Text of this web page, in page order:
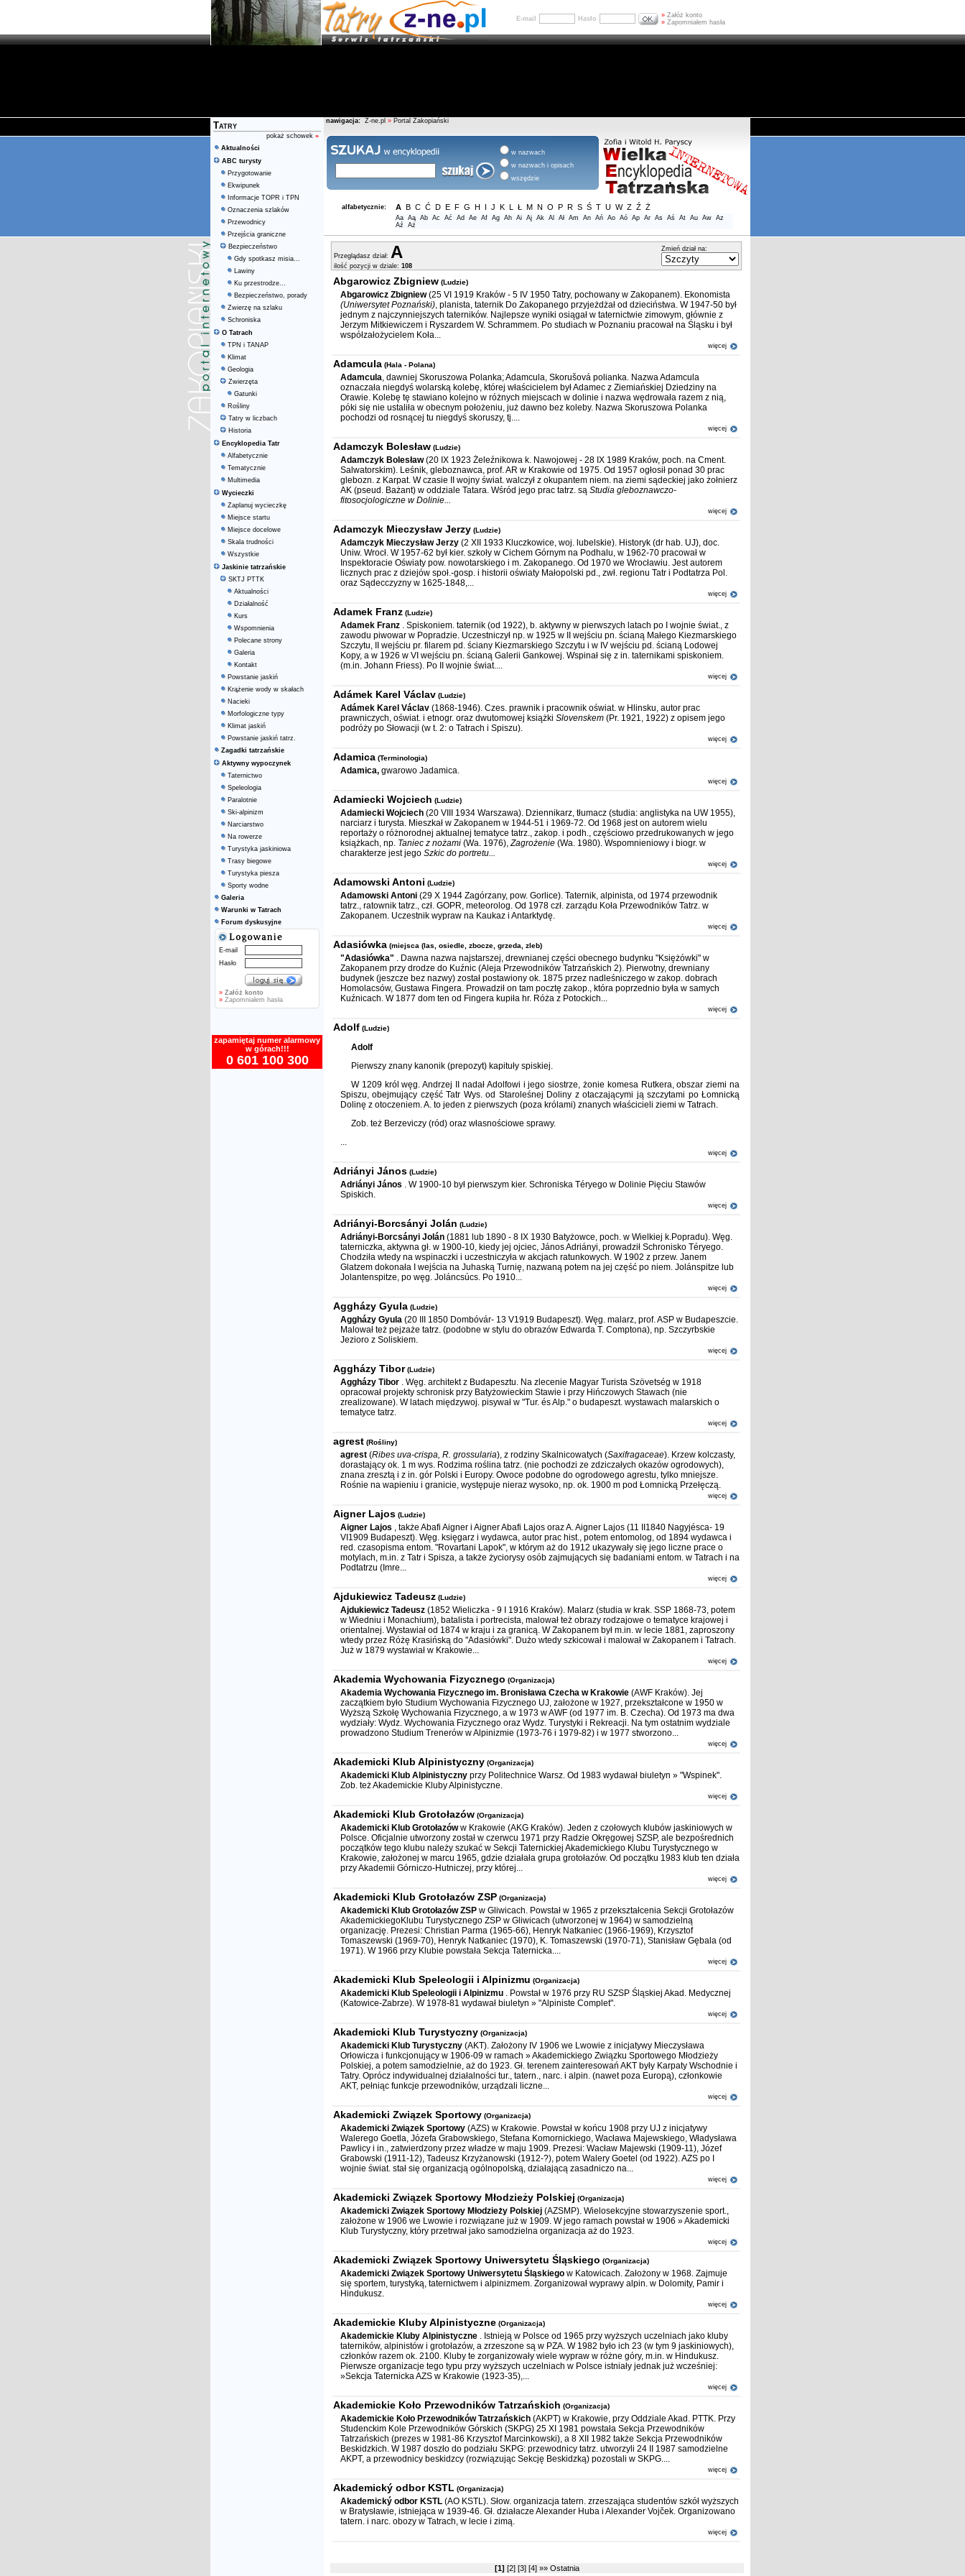
E-mail Hasło » Załóż konto
» Zapomniałem hasła
Tatry
pokaż schowek »
Aktualności
ABC turysty
Przygotowanie
Ekwipunek
Informacje TOPR i TPN
Oznaczenia szlaków
Przewodnicy
Przejścia graniczne
Bezpieczeństwo
Gdy spotkasz misia...
Lawiny
Ku przestrodze...
Bezpieczeństwo, porady
Zwierzę na szlaku
Schroniska
O Tatrach
TPN i TANAP
Klimat
Geologia
Zwierzęta
Gatunki
Rośliny
Tatry w liczbach
Historia
Encyklopedia Tatr
Alfabetycznie
Tematycznie
Multimedia
Wycieczki
Zaplanuj wycieczkę
Miejsce startu
Miejsce docelowe
Skala trudności
Wszystkie
Jaskinie tatrzańskie
SKTJ PTTK
Aktualności
Działalność
Kurs
Wspomnienia
Polecane strony
Galeria
Kontakt
Powstanie jaskiń
Krążenie wody w skałach
Nacieki
Morfologiczne typy
Klimat jaskiń
Powstanie jaskiń tatrz.
Zagadki tatrzańskie
Aktywny wypoczynek
Taternictwo
Speleologia
Paralotnie
Ski-alpinizm
Narciarstwo
Na rowerze
Turystyka jaskiniowa
Trasy biegowe
Turystyka piesza
Sporty wodne
Galeria
Warunki w Tatrach
Forum dyskusyjne
E-mail
Hasło
» Załóż konto
» Zapomniałem hasła
zapamiętaj numer alarmowy
w górach!!!
0 601 100 300
nawigacja: Z-ne.pl » Portal Zakopiański
w nazwach
w nazwach i opisach
wszędzie
alfabetycznie: A B C Ć D E F G H I J K L Ł M N O P R S Ś T U W Z Ź Ż
Aa Aą Ab Ac Ać Ad Ae Af Ag Ah Ai Aj Ak Al Ał Am An Ań Ao Aó Ap Ar As Aś At Au Aw Az
Aź
Aż
Przeglądasz dział: A
ilość pozycji w dziale: 108
Zmień dział na:
Abgarowicz Zbigniew (Ludzie)
Abgarowicz Zbigniew(25 VI 1919 Kraków - 5 IV 1950 Tatry, pochowany w Zakopanem). Ekonomista
(Uniwersytet Poznański), planista, taternik Do Zakopanego przyjeżdżał od dzieciństwa. W 1947-50 był
jednym z najczynniejszych taterników. Najlepsze wyniki osiągał w taternictwie zimowym, głównie z
Jerzym Mitkiewiczem i Ryszardem W. Schrammem. Po studiach w Poznaniu pracował na Śląsku i był
współzałożycielem Koła...
więcej
Adamcula (Hala - Polana)
Adamcula, dawniej Skoruszowa Polanka; Adamcula, Skorušová polianka. Nazwa Adamcula
oznaczała niegdyś wolarską kolebę, której właścicielem był Adamec z Ziemiańskiej Dziedziny na
Orawie. Kolebę tę stawiano kolejno w różnych miejscach w dolinie i nazwa wędrowała razem z nią,
póki się nie ustaliła w obecnym położeniu, już dawno bez koleby. Nazwa Skoruszowa Polanka
pochodzi od rosnącej tu niegdyś skoruszy, tj....
więcej
Adamczyk Bolesław (Ludzie)
Adamczyk Bolesław(20 IX 1923 Żeleźnikowa k. Nawojowej - 28 IX 1989 Kraków, poch. na Cment.
Salwatorskim). Leśnik, gleboznawca, prof. AR w Krakowie od 1975. Od 1957 ogłosił ponad 30 prac
glebozn. z Karpat. W czasie II wojny świat. walczył z okupantem niem. na ziemi sądeckiej jako żołnierz
AK (pseud. Bażant) w oddziale Tatara. Wśród jego prac tatrz. są Studia gleboznawczo-
fitosocjologiczne w Dolinie...
więcej
Adamczyk Mieczysław Jerzy (Ludzie)
Adamczyk Mieczysław Jerzy (2 XII 1933 Kluczkowice, woj. lubelskie). Historyk (dr hab. UJ), doc.
Uniw. Wrocł. W 1957-62 był kier. szkoły w Cichem Górnym na Podhalu, w 1962-70 pracował w
Inspektoracie Oświaty pow. nowotarskiego i m. Zakopanego. Od 1970 we Wrocławiu. Jest autorem
licznych prac z dziejów społ.-gosp. i historii oświaty Małopolski pd., zwł. regionu Tatr i Podtatrza Pol.
oraz Sądecczyzny w 1625-1848,...
więcej
Adamek Franz (Ludzie)
Adamek Franz . Spiskoniem. taternik (od 1922), b. aktywny w pierwszych latach po I wojnie świat., z
zawodu piwowar w Popradzie. Uczestniczył np. w 1925 w II wejściu pn. ścianą Małego Kiezmarskiego
Szczytu, II wejściu pr. filarem pd. ściany Kiezmarskiego Szczytu i w IV wejściu pd. ścianą Lodowej
Kopy, a w 1926 w VI wejściu pn. ścianą Galerii Gankowej. Wspinał się z in. taternikami spiskoniem.
(m.in. Johann Friess). Po II wojnie świat....
więcej
Adámek Karel Václav (Ludzie)
Adámek Karel Václav (1868-1946). Czes. prawnik i pracownik oświat. w Hlinsku, autor prac
prawniczych, oświat. i etnogr. oraz dwutomowej książki Slovenskem (Pr. 1921, 1922) z opisem jego
podróży po Słowacji (w t. 2: o Tatrach i Spiszu).
więcej
Adamica (Terminologia)
Adamica, gwarowo Jadamica.
więcej
Adamiecki Wojciech (Ludzie)
Adamiecki Wojciech (20 VIII 1934 Warszawa). Dziennikarz, tłumacz (studia: anglistyka na UW 1955),
narciarz i turysta. Mieszkał w Zakopanem w 1944-51 i 1969-72. Od 1968 jest on autorem wielu
reportaży o różnorodnej aktualnej tematyce tatrz., zakop. i podh., częściowo przedrukowanych w jego
książkach, np. Taniec z nożami (Wa. 1976),Zagrożenie (Wa. 1980). Wspomnieniowy i biogr. w
charakterze jest jego Szkic do portretu...
więcej
Adamowski Antoni (Ludzie)
Adamowski Antoni (29 X 1944 Zagórzany, pow. Gorlice). Taternik, alpinista, od 1974 przewodnik
tatrz., ratownik tatrz., czł. GOPR, meteorolog. Od 1978 czł. zarządu Koła Przewodników Tatrz. w
Zakopanem. Uczestnik wypraw na Kaukaz i Antarktydę.
więcej
Adasiówka (miejsca (las, osiedle, zbocze, grzeda, zleb)
"Adasiówka" . Dawna nazwa najstarszej, drewnianej części obecnego budynku "Księżówki" w
Zakopanem przy drodze do Kuźnic (Aleja Przewodników Tatrzańskich 2). Pierwotny, drewniany
budynek (jeszcze bez nazwy) został postawiony ok. 1875 przez nadleśniczego w zakop. dobrach
Homolacsów, Gustawa Fingera. Prowadził on tam pocztę zakop., która poprzednio była w samych
Kuźnicach. W 1877 dom ten od Fingera kupiła hr. Róża z Potockich...
więcej
Adolf (Ludzie)
Adolf
Pierwszy znany kanonik (prepozyt) kapituły spiskiej.
W 1209 król węg. Andrzej II nadał Adolfowi i jego siostrze, żonie komesa Rutkera, obszar ziemi na
Spiszu, obejmujący część Tatr Wys. od Staroleśnej Doliny z otaczającymi ją szczytami po Łomnicką
Dolinę z otoczeniem. A. to jeden z pierwszych (poza królami) znanych właścicieli ziemi w Tatrach.
Zob. też Berzeviczy (ród) oraz własnościowe sprawy.
...
więcej
Adriányi János (Ludzie)
Adriányi János . W 1900-10 był pierwszym kier. Schroniska Téryego w Dolinie Pięciu Stawów
Spiskich.
więcej
Adriányi-Borcsányi Jolán (Ludzie)
Adriányi-Borcsányi Jolán (1881 lub 1890 - 8 IX 1930 Batyżowce, poch. w Wielkiej k.Popradu). Węg.
taterniczka, aktywna gł. w 1900-10, kiedy jej ojciec, János Adriányi, prowadził Schronisko Téryego.
Chodziła wtedy na wspinaczki i uczestniczyła w akcjach ratunkowych. W 1902 z przew. Janem
Glatzem dokonała I wejścia na Juhaską Turnię, nazwaną potem na jej część po niem. Jolánspitze lub
Jolantenspitze, po węg. Joláncsúcs. Po 1910...
więcej
Aggházy Gyula (Ludzie)
Aggházy Gyula (20 III 1850 Dombóvár- 13 V1919 Budapeszt). Węg. malarz, prof. ASP w Budapeszcie.
Malował też pejzaże tatrz. (podobne w stylu do obrazów Edwarda T. Comptona), np. Szczyrbskie
Jezioro z Soliskiem.
więcej
Aggházy Tibor (Ludzie)
Aggházy Tibor . Węg. architekt z Budapesztu. Na zlecenie Magyar Turista Szövetség w 1918
opracował projekty schronisk przy Batyżowieckim Stawie i przy Hińczowych Stawach (nie
zrealizowane). W latach międzywoj. pisywał w "Tur. és Alp." o budapeszt. wystawach malarskich o
tematyce tatrz.
więcej
agrest (Rośliny)
agrest (Ribes uva-crispa, R. grossularia), z rodziny Skalnicowatych (Saxifragaceae). Krzew kolczasty,
dorastający ok. 1 m wys. Rodzima roślina tatrz. (nie pochodzi ze zdziczałych okazów ogrodowych),
znana zresztą i z in. gór Polski i Europy. Owoce podobne do ogrodowego agrestu, tylko mniejsze.
Rośnie na wapieniu i granicie, występuje nieraz wysoko, np. ok. 1900 m pod Łomnicką Przełęczą.
więcej
Aigner Lajos (Ludzie)
Aigner Lajos , także Abafi Aigner i Aigner Abafi Lajos oraz A. Aigner Lajos (11 II1840 Nagyjésca- 19
VI1909 Budapeszt). Węg. księgarz i wydawca, autor prac hist., potem entomolog, od 1894 wydawca i
red. czasopisma entom. "Rovartani Lapok", w którym aż do 1912 ukazywały się jego liczne prace o
motylach, m.in. z Tatr i Spisza, a także życiorysy osób zajmujących się badaniami entom. w Tatrach i na
Podtatrzu (Imre...
więcej
Ajdukiewicz Tadeusz (Ludzie)
Ajdukiewicz Tadeusz (1852 Wieliczka - 9 I 1916 Kraków). Malarz (studia w krak. SSP 1868-73, potem
w Wiedniu i Monachium), batalista i portrecista, malował też obrazy rodzajowe o tematyce krajowej i
orientalnej. Wystawiał od 1874 w kraju i za granicą. W Zakopanem był m.in. w lecie 1881, zaproszony
wtedy przez Różę Krasińską do "Adasiówki". Dużo wtedy szkicował i malował w Zakopanem i Tatrach.
Już w 1879 wystawiał w Krakowie...
więcej
Akademia Wychowania Fizycznego (Organizacja)
Akademia Wychowania Fizycznego im. Bronisława Czecha w Krakowie (AWF Kraków). Jej
zaczątkiem było Studium Wychowania Fizycznego UJ, założone w 1927, przekształcone w 1950 w
Wyższą Szkołę Wychowania Fizycznego, a w 1973 w AWF (od 1977 im. B. Czecha). Od 1973 ma dwa
wydziały: Wydz. Wychowania Fizycznego oraz Wydz. Turystyki i Rekreacji. Na tym ostatnim wydziale
prowadzono Studium Trenerów w Alpinizmie (1973-76 i 1979-82) i w 1977 stworzono...
więcej
Akademicki Klub Alpinistyczny (Organizacja)
Akademicki Klub Alpinistyczny przy Politechnice Warsz. Od 1983 wydawał biuletyn » "Wspinek".
Zob. też Akademickie Kluby Alpinistyczne.
więcej
Akademicki Klub Grotołazów (Organizacja)
Akademicki Klub Grotołazóww Krakowie (AKG Kraków). Jeden z czołowych klubów jaskiniowych w
Polsce. Oficjalnie utworzony został w czerwcu 1971 przy Radzie Okręgowej SZSP, ale bezpośrednich
początków tego klubu należy szukać w Sekcji Taternickiej Akademickiego Klubu Turystycznego w
Krakowie, założonej w marcu 1965, gdzie działała grupa grotołazów. Od początku 1983 klub ten działa
przy Akademii Górniczo-Hutniczej, przy której...
więcej
Akademicki Klub Grotołazów ZSP (Organizacja)
Akademicki Klub Grotołazów ZSP w Gliwicach. Powstał w 1965 z przekształcenia Sekcji Grotołazów
AkademickiegoKlubu Turystycznego ZSP w Gliwicach (utworzonej w 1964) w samodzielną
organizację. Prezesi: Christian Parma (1965-66), Henryk Natkaniec (1966-1969), Krzysztof
Tomaszewski (1969-70), Henryk Natkaniec (1970), K. Tomaszewski (1970-71), Stanisław Gębala (od
1971). W 1966 przy Klubie powstała Sekcja Taternicka....
więcej
Akademicki Klub Speleologii i Alpinizmu (Organizacja)
Akademicki Klub Speleologii i Alpinizmu . Powstał w 1976 przy RU SZSP Śląskiej Akad. Medycznej
(Katowice-Zabrze). W 1978-81 wydawał biuletyn » "Alpiniste Complet".
więcej
Akademicki Klub Turystyczny (Organizacja)
Akademicki Klub Turystyczny (AKT). Założony IV 1906 we Lwowie z inicjatywy Mieczysława
Orłowicza i funkcjonujący w 1906-09 w ramach » Akademickiego Związku Sportowego Młodzieży
Polskiej, a potem samodzielnie, aż do 1923. Gł. terenem zainteresowań AKT były Karpaty Wschodnie i
Tatry. Oprócz indywidualnej działalności tur., tatern., narc. i alpin. (nawet poza Europą), członkowie
AKT, pełniąc funkcje przewodników, urządzali liczne...
więcej
Akademicki Związek Sportowy (Organizacja)
Akademicki Związek Sportowy (AZS) w Krakowie. Powstał w końcu 1908 przy UJ z inicjatywy
Walerego Goetla, Józefa Grabowskiego, Stefana Komornickiego, Wacława Majewskiego, Władysława
Pawlicy i in., zatwierdzony przez władze w maju 1909. Prezesi: Wacław Majewski (1909-11), Józef
Grabowski (1911-12), Tadeusz Krzyżanowski (1912-?), potem Walery Goetel (od 1922). AZS po I
wojnie świat. stał się organizacją ogólnopolską, działającą zasadniczo na...
więcej
Akademicki Związek Sportowy Młodzieży Polskiej (Organizacja)
Akademicki Związek Sportowy Młodzieży Polskiej (AZSMP). Wielosekcyjne stowarzyszenie sport.,
założone w 1906 we Lwowie i rozwiązane już w 1909. W jego ramach powstał w 1906 » Akademicki
Klub Turystyczny, który przetrwał jako samodzielna organizacja aż do 1923.
więcej
Akademicki Związek Sportowy Uniwersytetu Śląskiego (Organizacja)
Akademicki Związek Sportowy Uniwersytetu Śląskiego w Katowicach. Założony w 1968. Zajmuje
się sportem, turystyką, taternictwem i alpinizmem. Zorganizował wyprawy alpin. w Dolomity, Pamir i
Hindukusz.
więcej
Akademickie Kluby Alpinistyczne (Organizacja)
Akademickie Kluby Alpinistyczne . Istnieją w Polsce od 1965 przy wyższych uczelniach jako kluby
taterników, alpinistów i grotołazów, a zrzeszone są w PZA. W 1982 było ich 23 (w tym 9 jaskiniowych),
członków razem ok. 2100. Kluby te zorganizowały wiele wypraw w różne góry, m.in. w Hindukusz.
Pierwsze organizacje tego typu przy wyższych uczelniach w Polsce istniały jednak już wcześniej:
»Sekcja Taternicka AZS w Krakowie (1923-35),...
więcej
Akademickie Koło Przewodników Tatrzańskich (Organizacja)
Akademickie Koło Przewodników Tatrzańskich (AKPT) w Krakowie, przy Oddziale Akad. PTTK. Przy
Studenckim Kole Przewodników Górskich (SKPG) 25 XI 1981 powstała Sekcja Przewodników
Tatrzańskich (prezes w 1981-86 Krzysztof Marcinkowski), a 8 XII 1982 także Sekcja Przewodników
Beskidzkich. W 1987 doszło do podziału SKPG: przewodnicy tatrz. utworzyli 24 II 1987 samodzielne
AKPT, a przewodnicy beskidzcy (rozwiązując Sekcję Beskidzką) pozostali w SKPG....
więcej
Akademický odbor KSTL (Organizacja)
Akademický odbor KSTL (AO KSTL). Słow. organizacja tatern. zrzeszająca studentów szkół wyższych
w Bratysławie, istniejąca w 1939-46. Gł. działacze Alexander Huba i Alexander Vojček. Organizowano
tatern. i narc. obozy w Tatrach, w lecie i zimą.
więcej
[1] [2] [3] [4] »» Ostatnia